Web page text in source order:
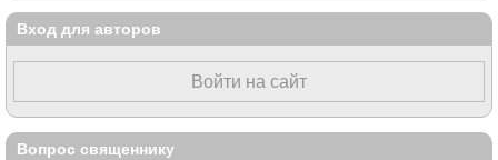
Вход для авторов
Войти на сайт
Вопрос священнику